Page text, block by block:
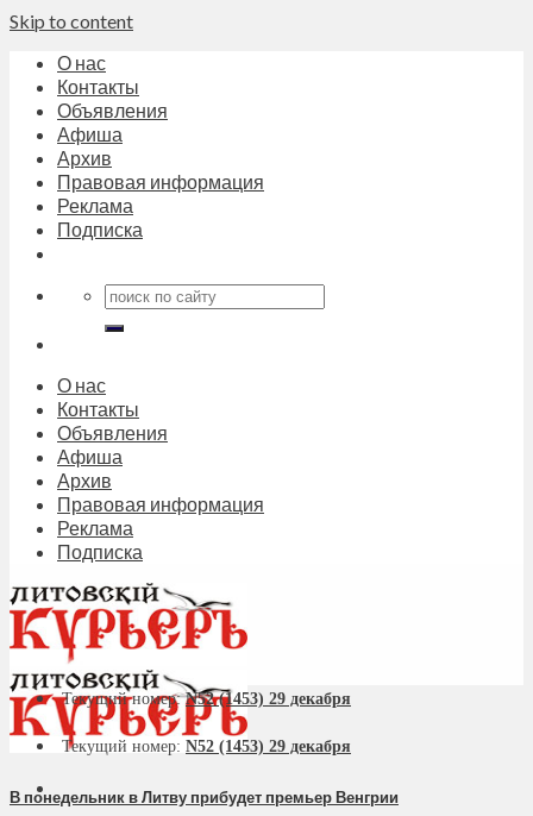
Skip to content
О нас
Контакты
Объявления
Афиша
Архив
Правовая информация
Реклама
Подписка
О нас
Контакты
Объявления
Афиша
Архив
Правовая информация
Реклама
Подписка
Текущий номер:N52 (1453) 29 декабря
Текущий номер: N52 (1453) 29 декабря
В понедельник в Литву прибудет премьер Венгрии